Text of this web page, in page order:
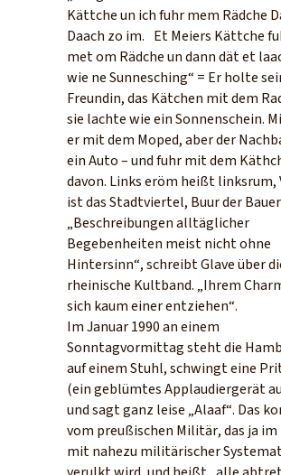
Kättche un ich fuhr mem Rädche
Daach zo im. Et Meiers Kättche
met om Rädche un dann dät et
wie ne Sunnesching“ = Er holte
Freundin, das Kätchen mit dem
sie lachte wie ein Sonnenschein.
er mit dem Moped, aber der
ein Auto – und fuhr mit dem
davon. Links eröm heißt linksrum,
ist das Stadtviertel, Buur der
„Beschreibungen alltäglicher
Begebenheiten meist nicht ohne
Hintersinn“, schreibt Glave über
rheinische Kultband. „Ihrem
sich kaum einer entziehen“.
Im Januar 1990 an einem
Sonntagvormittag steht die
auf einem Stuhl, schwingt eine
(ein geblümtes Applaudiergerät
und sagt ganz leise „Alaaf“. Das
vom preußischen Militär, das ja im
mit nahezu militärischer